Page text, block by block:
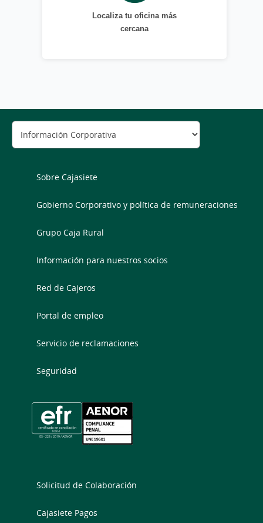
Localiza tu oficina más
cercana
Sobre Cajasiete
Gobierno Corporativo y política de remuneraciones
Grupo Caja Rural
Información para nuestros socios
Red de Cajeros
Portal de empleo
Servicio de reclamaciones
Seguridad
Solicitud de Colaboración
Cajasiete Pagos